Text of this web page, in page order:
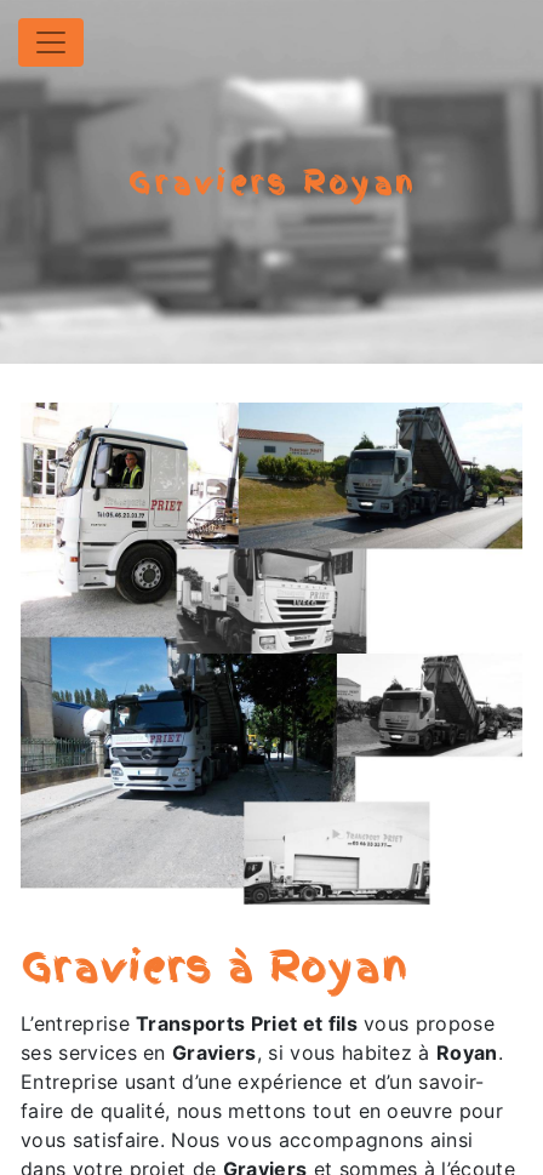
Panneau de gestion des cookies
Graviers Royan
Graviers à Royan
L’entrepriseTransports Priet et filsvous propose
ses services enGraviers, si vous habitez à Royan.
Entreprise usant d’une expérience et d’un savoir-
faire de qualité, nous mettons tout en oeuvre pour
vous satisfaire. Nous vous accompagnons ainsi
dans votre projet de Graviers et sommes à l’écoute